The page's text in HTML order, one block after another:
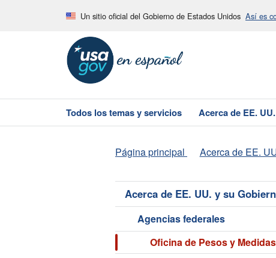
Un sitio oficial del Gobierno de Estados Unidos Así es
Todos los temas y servicios Acerca de EE.
Página principal Acerca de EE.
Acerca de EE. UU. y su
Agencias federales
Oficina de Pesos y Medidas